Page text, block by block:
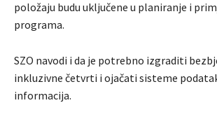
položaju budu uključene u planiranje i
programa.
SZO navodi i da je potrebno izgraditi
inkluzivne četvrti i ojačati sisteme
informacija.